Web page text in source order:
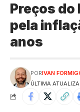
Preços
pela
anos
ÚLTIMA
PORIVAN